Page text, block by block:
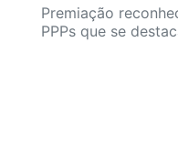
Premiação
PPPs que se